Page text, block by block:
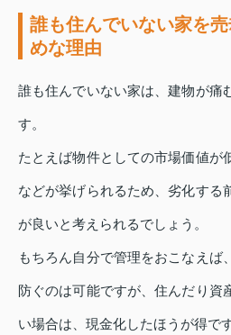
誰も住んでいない家を
めな理由
誰も住んでいない家は、建物が痛
す。
たとえば物件としての市場価値が
などが挙げられるため、劣化する
が良いと考えられるでしょう。
もちろん自分で管理をおこなえば
防ぐのは可能ですが、住んだり資
い場合は、現金化したほうが得です